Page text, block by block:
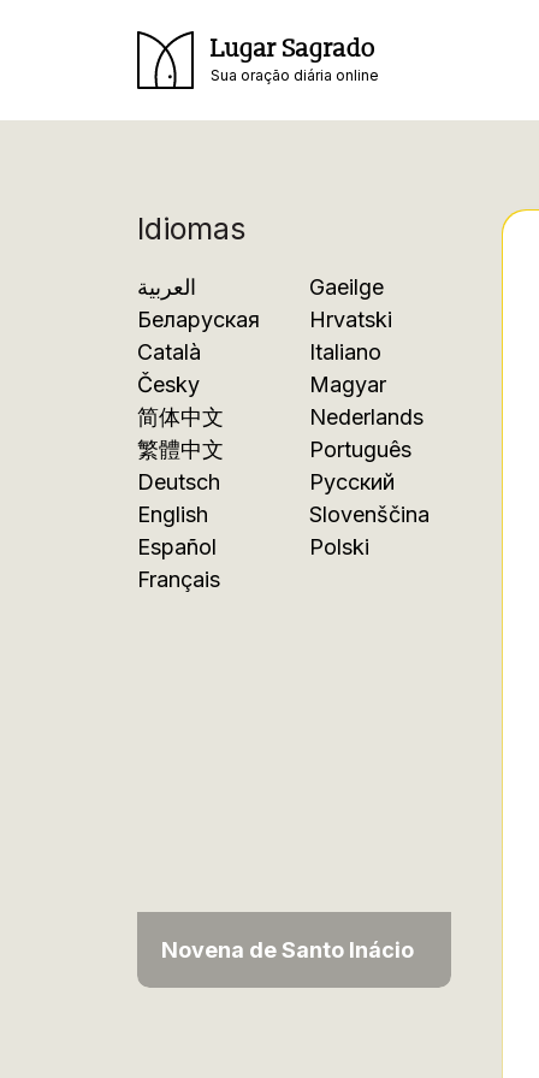
Lugar Sagrado
Sua oração diária online
Idiomas
العربية
Беларуская
Català
Česky
简体中文
繁體中文
Deutsch
English
Español
Français
Gaeilge
Hrvatski
Italiano
Magyar
Nederlands
Português
Русский
Slovenščina
Polski
Novena de Santo Inácio